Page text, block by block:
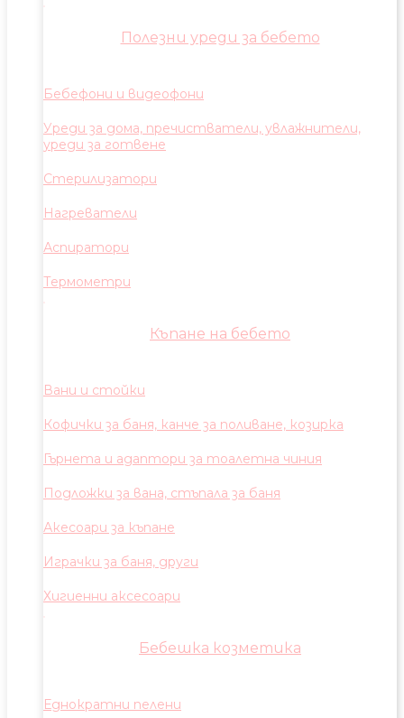
Полезни уреди за бебето
Бебефони и видеофони
Уреди за дома, пречистватели, увлажнители,
уреди за готвене
Стерилизатори
Нагреватели
Аспиратори
Термометри
Къпане на бебето
Вани и стойки
Кофички за баня, канче за поливане, козирка
Гърнета и адаптори за тоалетна чиния
Подложки за вана, стъпала за баня
Акесоари за къпане
Играчки за баня, други
Хигиенни аксесоари
Бебешка козметика
Еднократни пелени